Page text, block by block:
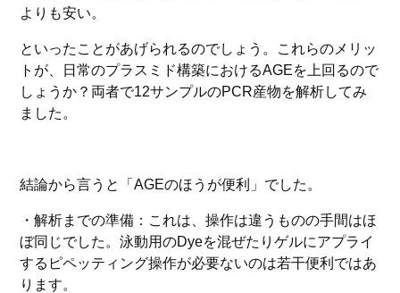
よりも安い。
といったことがあげられるのでしょう。これらのメリッ
トが、日常のプラスミド構築におけるAGEを上回るので
しょうか？両者で12サンプルのPCR産物を解析してみ
ました。
結論から言うと「AGEのほうが便利」でした。
・解析までの準備：これは、操作は違うものの手間はほ
ぼ同じでした。泳動用のDyeを混ぜたりゲルにアプライ
するピペッティング操作が必要ないのは若干便利ではあ
ります。